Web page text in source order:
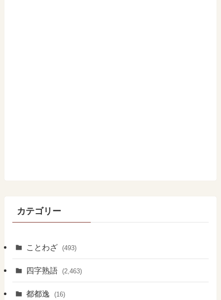
カテゴリー
ことわざ (493)
四字熟語 (2,463)
都都逸 (16)